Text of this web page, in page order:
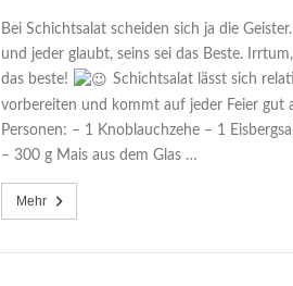
Bei Schichtsalat scheiden sich ja die
und jeder glaubt, seins sei das Beste.
das beste!
Schichtsalat lässt sich
vorbereiten und kommt auf jeder Feier gut
Personen: – 1 Knoblauchzehe – 1
– 300 g Mais aus dem Glas …
Mehr